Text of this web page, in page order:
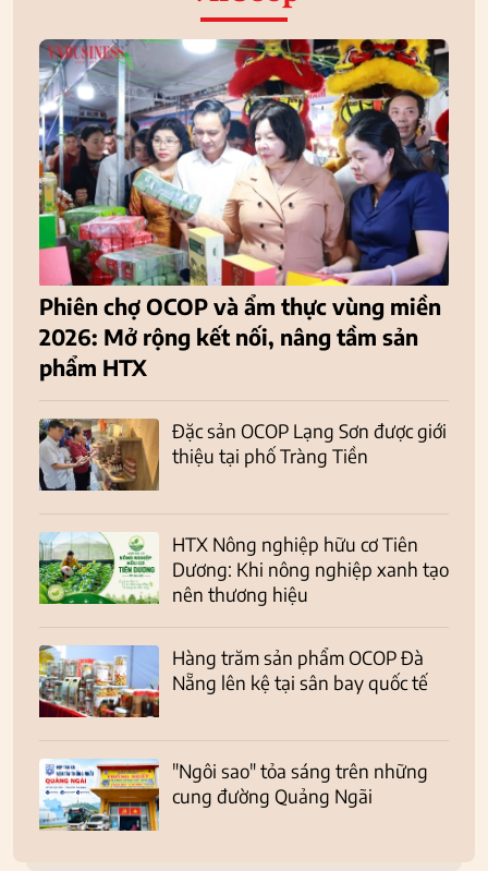
Phiên chợ OCOP và ẩm thực vùng miền
2026: Mở rộng kết nối, nâng tầm sản
phẩm HTX
Đặc sản OCOP Lạng Sơn được giới
thiệu tại phố Tràng Tiền
HTX Nông nghiệp hữu cơ Tiên
Dương: Khi nông nghiệp xanh tạo
nên thương hiệu
Hàng trăm sản phẩm OCOP Đà
Nẵng lên kệ tại sân bay quốc tế
"Ngôi sao" tỏa sáng trên những
cung đường Quảng Ngãi